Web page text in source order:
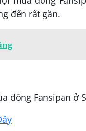
đến rất gần.
đông Fansipan ở